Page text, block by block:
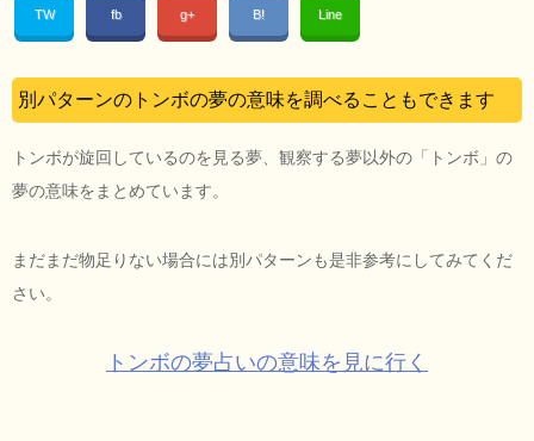
TW fb g+ B! Line
別パターンのトンボの夢の意味を調べることもできます
トンボが旋回しているのを見る夢、観察する夢以外の「トンボ」の
夢の意味をまとめています。
まだまだ物足りない場合には別パターンも是非参考にしてみてくだ
さい。
トンボの夢占いの意味を見に行く